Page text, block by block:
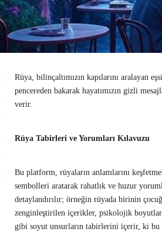
Rüya, bilinçaltımızın kapılarını aralayan
pencereden bakarak hayatımızın gizli
verir.
Rüya Tabirleri ve Yorumları Kılavuzu
Bu platform, rüyaların anlamlarını
sembolleri aratarak rahatlık ve huzur
detaylandırılır; örneğin rüyada birinin
zenginleştirilen içerikler, psikolojik
gibi soyut unsurların tabirlerini içerir, ki bu